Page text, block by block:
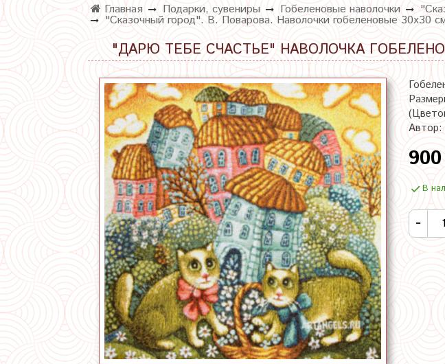
Главная Подарки, сувениры Гобеленовые наволочки
"Сказочный город". В. Поварова. Наволочки гобеленовые 30х30
"ДАРЮ ТЕБЕ СЧАСТЬЕ" НАВОЛОЧКА
Автор:
В